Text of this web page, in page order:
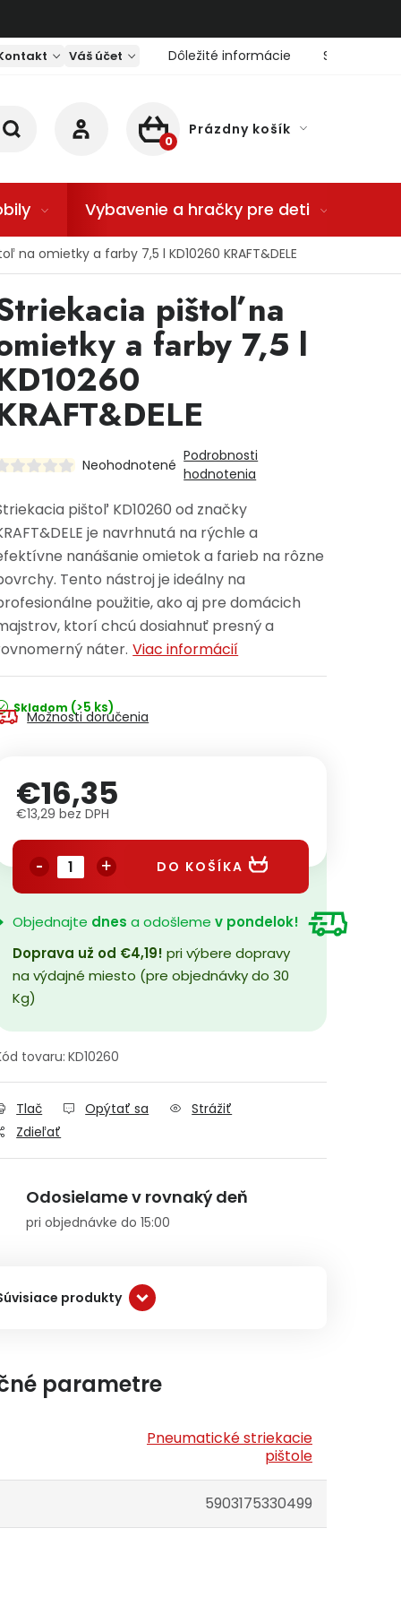
Váš účet Dôležité informácie Servis
NÁKUPNÝ KOŠÍK
Prázdny košík
Vybavenie a hračky pre deti
na omietky a farby 7,5 l KD10260 KRAFT&DELE
pištoľ na
a farby 7,5 l
Neohodnotené
Podrobnosti
hodnotenia
pištoľ KD10260 od značky
je navrhnutá na rýchle a
nanášanie omietok a farieb na rôzne
Tento nástroj je ideálny na
použitie, ako aj pre domácich
ktorí chcú dosiahnuť presný a
náter. Viac informácií
Skladom (>5 ks)
Možnosti doručenia
€16,35
€13,29 bez DPH
DO KOŠÍKA
Objednajte dnes a odošlemev pondelok!
Doprava už od €4,19! pri výbere dopravy
na výdajné miesto (pre objednávky do 30
Kg)
tovaru: KD10260
Tlač Opýtať sa
Strážiť
Zdieľať
Odosielame v rovnaký deň
pri objednávke do 15:00
produkty
parametre
Pneumatické striekacie
pištole
5903175330499